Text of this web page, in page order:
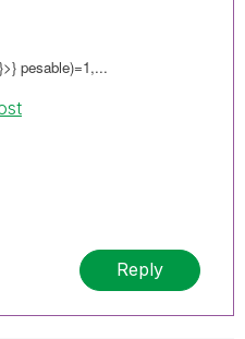
pesable)=1,...
Reply